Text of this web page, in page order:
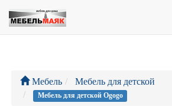
Мебель Мебель для детской
Мебель для детской Ogogo